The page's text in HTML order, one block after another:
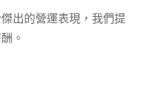
出的營運表現，我們提
。